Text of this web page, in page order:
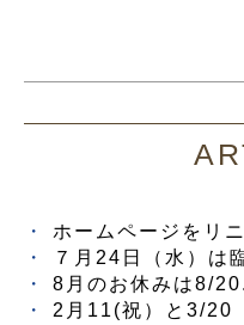
ホームページをリ
７月24日（水）は
8月のお休みは8/
2月11(祝）と3/20